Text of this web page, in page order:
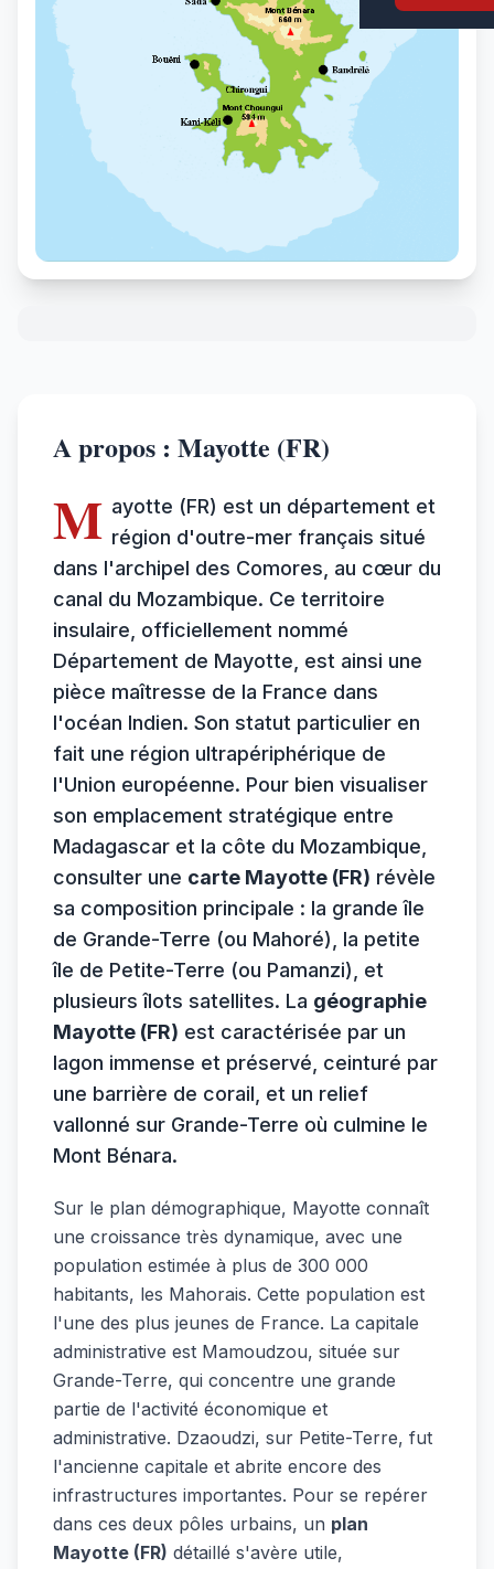
A propos : Mayotte (FR)
M ayotte (FR) est un département et
région d'outre-mer français situé
dans l'archipel des Comores, au cœur du
canal du Mozambique. Ce territoire
insulaire, officiellement nommé
Département de Mayotte, est ainsi une
pièce maîtresse de la France dans
l'océan Indien. Son statut particulier en
fait une région ultrapériphérique de
l'Union européenne. Pour bien visualiser
son emplacement stratégique entre
Madagascar et la côte du Mozambique,
consulter une carte Mayotte (FR) révèle
sa composition principale : la grande île
de Grande-Terre (ou Mahoré), la petite
île de Petite-Terre (ou Pamanzi), et
plusieurs îlots satellites. La géographie
Mayotte (FR) est caractérisée par un
lagon immense et préservé, ceinturé par
une barrière de corail, et un relief
vallonné sur Grande-Terre où culmine le
Mont Bénara.
Sur le plan démographique, Mayotte connaît
une croissance très dynamique, avec une
population estimée à plus de 300 000
habitants, les Mahorais. Cette population est
l'une des plus jeunes de France. La capitale
administrative est Mamoudzou, située sur
Grande-Terre, qui concentre une grande
partie de l'activité économique et
administrative. Dzaoudzi, sur Petite-Terre, fut
l'ancienne capitale et abrite encore des
infrastructures importantes. Pour se repérer
dans ces deux pôles urbains, un plan
Mayotte (FR) détaillé s'avère utile,